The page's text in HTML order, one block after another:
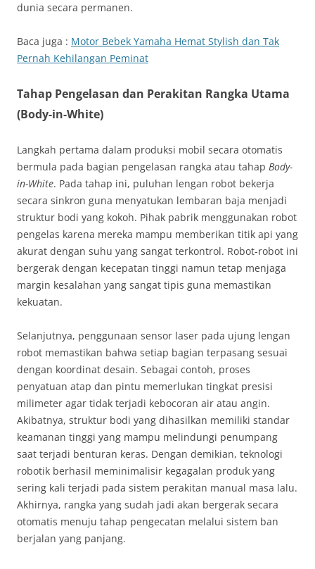
dunia secara permanen.
Baca juga : Motor Bebek Yamaha Hemat Stylish dan Tak
Pernah Kehilangan Peminat
Tahap Pengelasan dan Perakitan Rangka Utama
(Body-in-White)
Langkah pertama dalam produksi mobil secara otomatis
bermula pada bagian pengelasan rangka atau tahap Body-
in-White. Pada tahap ini, puluhan lengan robot bekerja
secara sinkron guna menyatukan lembaran baja menjadi
struktur bodi yang kokoh. Pihak pabrik menggunakan robot
pengelas karena mereka mampu memberikan titik api yang
akurat dengan suhu yang sangat terkontrol. Robot-robot ini
bergerak dengan kecepatan tinggi namun tetap menjaga
margin kesalahan yang sangat tipis guna memastikan
kekuatan.
Selanjutnya, penggunaan sensor laser pada ujung lengan
robot memastikan bahwa setiap bagian terpasang sesuai
dengan koordinat desain. Sebagai contoh, proses
penyatuan atap dan pintu memerlukan tingkat presisi
milimeter agar tidak terjadi kebocoran air atau angin.
Akibatnya, struktur bodi yang dihasilkan memiliki standar
keamanan tinggi yang mampu melindungi penumpang
saat terjadi benturan keras. Dengan demikian, teknologi
robotik berhasil meminimalisir kegagalan produk yang
sering kali terjadi pada sistem perakitan manual masa lalu.
Akhirnya, rangka yang sudah jadi akan bergerak secara
otomatis menuju tahap pengecatan melalui sistem ban
berjalan yang panjang.